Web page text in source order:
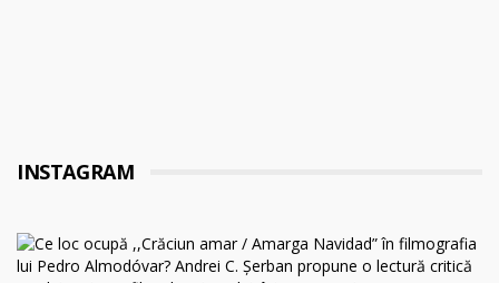
INSTAGRAM